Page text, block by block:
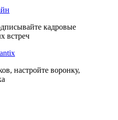
кадровые
встреч
настройте воронку,